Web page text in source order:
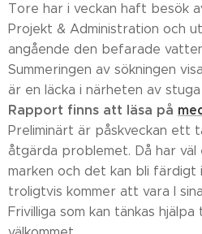
Tore har i veckan haft besök
Projekt & Administration och
angående den befarade
Summeringen av sökningen
är en läcka i närheten av stuga
Rapport finns att läsa på
Preliminärt är påskveckan ett
åtgärda problemet. Då har
marken och det kan bli färdigt
troligtvis kommer att vara I
Frivilliga som kan tänkas